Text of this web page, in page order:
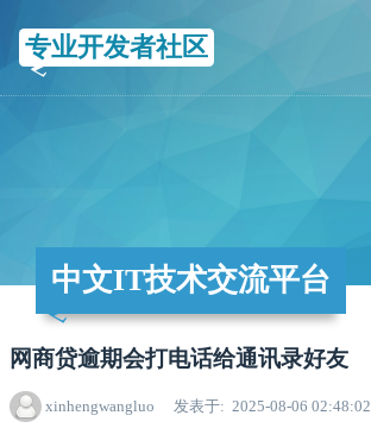
专业开发者社区
中文IT技术交流平台
网商贷逾期会打电话给通讯录好友
xinhengwangluo 发表于 2025-08-06 02:48:02